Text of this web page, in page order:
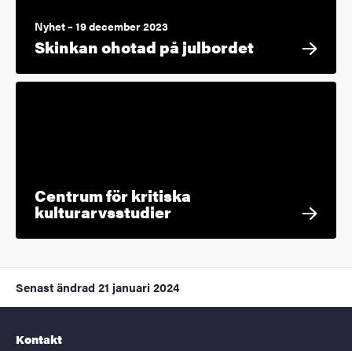
Nyhet – 19 december 2023
Skinkan ohotad på julbordet
Centrum för kritiska
kulturarvsstudier
Senast ändrad 21 januari 2024
Kontakt